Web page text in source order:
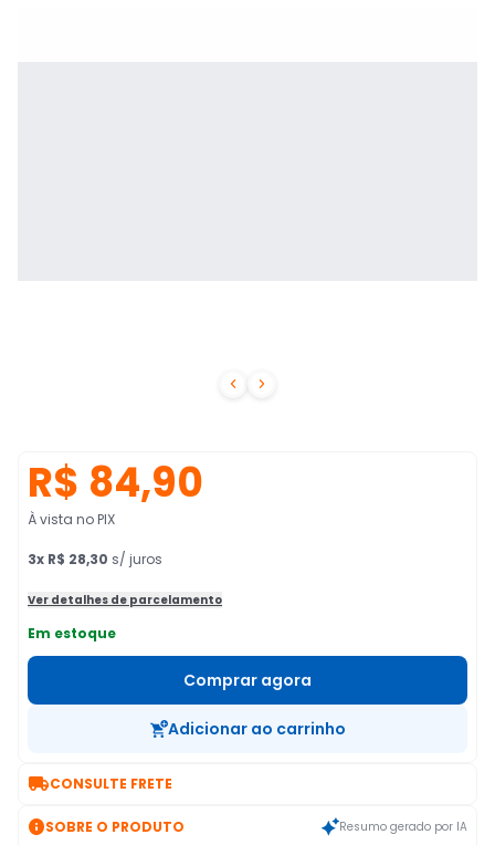
 
R$ 84,90
À vista no PIX
3x R$ 28,30 s/ juros
Ver detalhes de parcelamento
Em estoque
Comprar agora
Adicionar ao carrinho
CONSULTE FRETE
SOBRE O PRODUTO Resumo gerado por IA